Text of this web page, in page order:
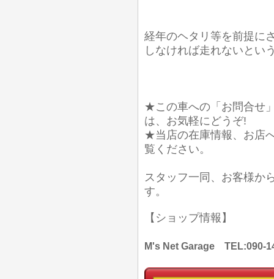
経年のヘタリ等を前提に
しなければ走れないとい
★この車への「お問合せ
は、お気軽にどうぞ!
★当店の在庫情報、お店
覧ください。
スタッフ一同、お客様か
す。
【ショップ情報】
M's Net Garage TEL:090-